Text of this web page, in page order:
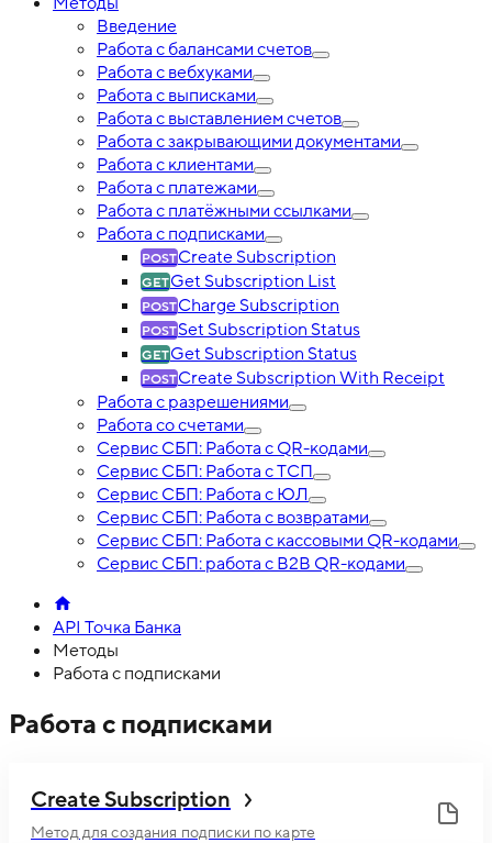
Введение
Работа с балансами счетов
Работа с вебхуками
Работа с выписками
Работа с выставлением счетов
Работа с закрывающими документами
Работа с клиентами
Работа с платежами
Работа с платёжными ссылками
Работа с подписками
Create Subscription
Get Subscription List
Charge Subscription
Set Subscription Status
Get Subscription Status
Create Subscription With Receipt
Работа с разрешениями
Работа со счетами
Сервис СБП: Работа с QR-кодами
Сервис СБП: Работа с ТСП
Сервис СБП: Работа с ЮЛ
Сервис СБП: Работа с возвратами
Сервис СБП: Работа с кассовыми QR-кодами
Сервис СБП: работа с B2B QR-кодами
API Точка Банка
Методы
Работа с подписками
Работа с подписками
Create Subscription
Метод для создания подписки по карте